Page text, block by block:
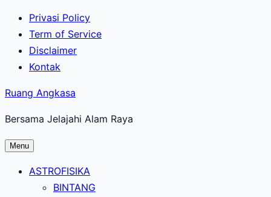
Lewati
konten
utama
Privasi Policy
Term of Service
Disclaimer
Kontak
Ruang Angkasa
Bersama Jelajahi Alam Raya
Menu
ASTROFISIKA
BINTANG